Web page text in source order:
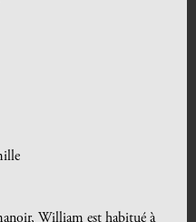
William est habitué à